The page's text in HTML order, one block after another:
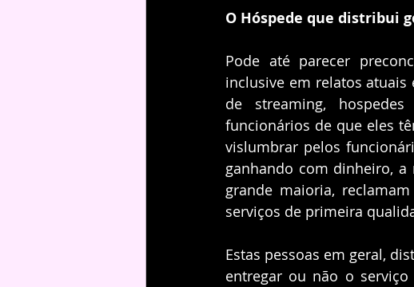
O Hóspede que distribui
Pode até parecer
inclusive em relatos
de streaming,
funcionários de que eles
vislumbrar pelos
ganhando com dinheiro,
grande maioria,
serviços de primeira
Estas pessoas em geral,
entregar ou não o serviço